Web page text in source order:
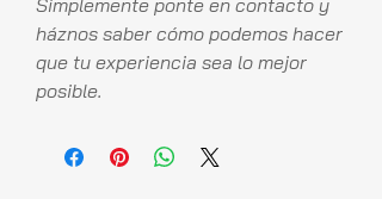
Simplemente ponte en contacto y
háznos saber cómo podemos hacer
que tu experiencia sea lo mejor
posible.